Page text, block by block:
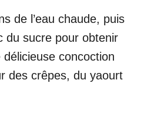
de l’eau chaude, puis
du sucre pour obtenir
concoction
des crêpes, du yaourt